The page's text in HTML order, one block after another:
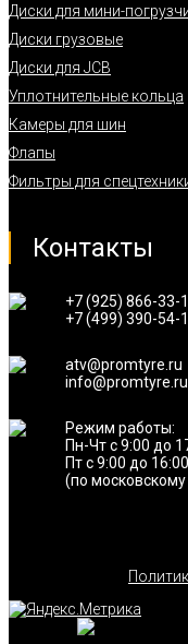
Диски для мини-
Диски грузовые
Диски для JCB
Уплотнительные кольца
Камеры для шин
Флапы
Фильтры для
Контакты
+7 (925) 866-33-
+7 (499) 390-54-
atv@promtyre.ru
info@promtyre.ru
Режим работы:
Пн-Чт с 9:00 до
Пт с 9:00 до 16:00
(по